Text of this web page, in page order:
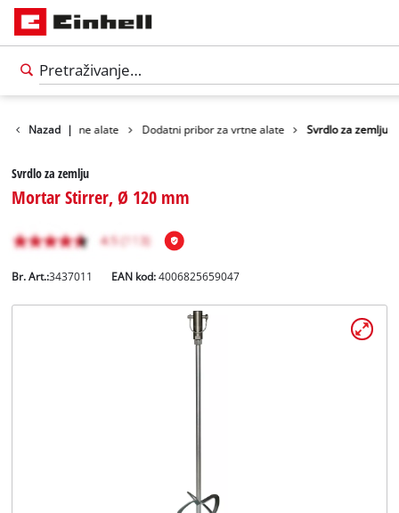
Nazad |
Pribor za vrtne alate Dodatni pribor za vrtne alate Svrdlo za zemlju
Svrdlo za zemlju
Mortar Stirrer, Ø 120 mm
Br. Art.:3437011 EAN kod:4006825659047